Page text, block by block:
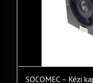
SOCOMEC – Kézi